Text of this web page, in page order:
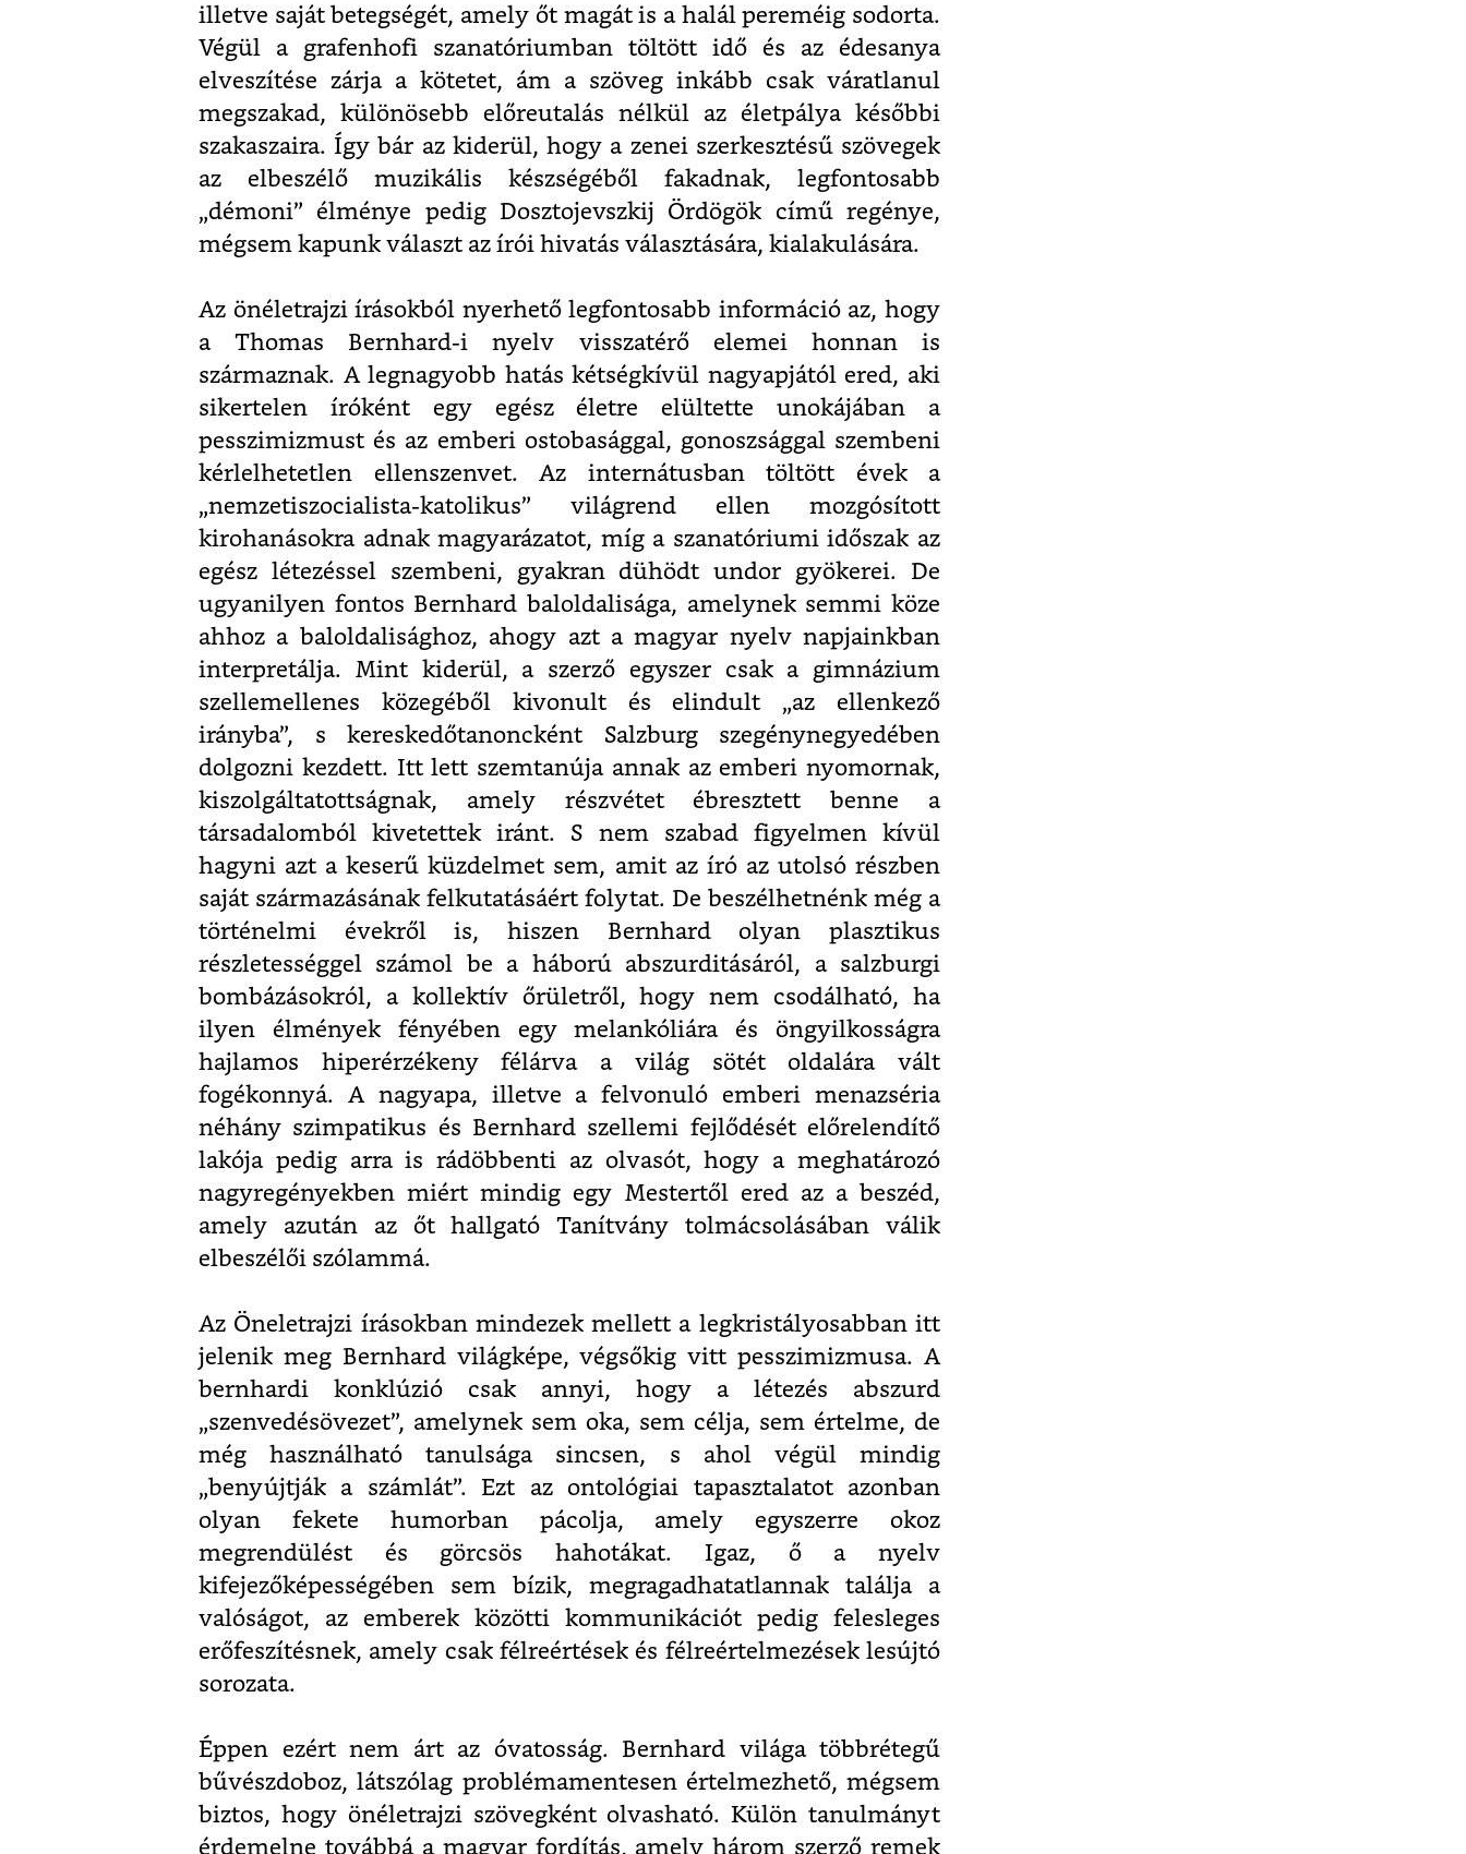
illetve saját betegségét, amely őt magát is a halál pereméig sodorta.
Végül a grafenhofi szanatóriumban töltött idő és az édesanya
elveszítése zárja a kötetet, ám a szöveg inkább csak váratlanul
megszakad, különösebb előreutalás nélkül az életpálya későbbi
szakaszaira. Így bár az kiderül, hogy a zenei szerkesztésű szövegek
az elbeszélő muzikális készségéből fakadnak, legfontosabb
„démoni” élménye pedig Dosztojevszkij Ördögök című regénye,
mégsem kapunk választ az írói hivatás választására, kialakulására.
Az önéletrajzi írásokból nyerhető legfontosabb információ az, hogy
a Thomas Bernhard-i nyelv visszatérő elemei honnan is
származnak. A legnagyobb hatás kétségkívül nagyapjától ered, aki
sikertelen íróként egy egész életre elültette unokájában a
pesszimizmust és az emberi ostobasággal, gonoszsággal szembeni
kérlelhetetlen ellenszenvet. Az internátusban töltött évek a
„nemzetiszocialista-katolikus” világrend ellen mozgósított
kirohanásokra adnak magyarázatot, míg a szanatóriumi időszak az
egész létezéssel szembeni, gyakran dühödt undor gyökerei. De
ugyanilyen fontos Bernhard baloldalisága, amelynek semmi köze
ahhoz a baloldalisághoz, ahogy azt a magyar nyelv napjainkban
interpretálja. Mint kiderül, a szerző egyszer csak a gimnázium
szellemellenes közegéből kivonult és elindult „az ellenkező
irányba”, s kereskedőtanoncként Salzburg szegénynegyedében
dolgozni kezdett. Itt lett szemtanúja annak az emberi nyomornak,
kiszolgáltatottságnak, amely részvétet ébresztett benne a
társadalomból kivetettek iránt. S nem szabad figyelmen kívül
hagyni azt a keserű küzdelmet sem, amit az író az utolsó részben
saját származásának felkutatásáért folytat. De beszélhetnénk még a
történelmi évekről is, hiszen Bernhard olyan plasztikus
részletességgel számol be a háború abszurditásáról, a salzburgi
bombázásokról, a kollektív őrületről, hogy nem csodálható, ha
ilyen élmények fényében egy melankóliára és öngyilkosságra
hajlamos hiperérzékeny félárva a világ sötét oldalára vált
fogékonnyá. A nagyapa, illetve a felvonuló emberi menazséria
néhány szimpatikus és Bernhard szellemi fejlődését előrelendítő
lakója pedig arra is rádöbbenti az olvasót, hogy a meghatározó
nagyregényekben miért mindig egy Mestertől ered az a beszéd,
amely azután az őt hallgató Tanítvány tolmácsolásában válik
elbeszélői szólammá.
Az Öneletrajzi írásokban mindezek mellett a legkristályosabban itt
jelenik meg Bernhard világképe, végsőkig vitt pesszimizmusa. A
bernhardi konklúzió csak annyi, hogy a létezés abszurd
„szenvedésövezet”, amelynek sem oka, sem célja, sem értelme, de
még használható tanulsága sincsen, s ahol végül mindig
„benyújtják a számlát”. Ezt az ontológiai tapasztalatot azonban
olyan fekete humorban pácolja, amely egyszerre okoz
megrendülést és görcsös hahotákat. Igaz, ő a nyelv
kifejezőképességében sem bízik, megragadhatatlannak találja a
valóságot, az emberek közötti kommunikációt pedig felesleges
erőfeszítésnek, amely csak félreértések és félreértelmezések lesújtó
sorozata.
Éppen ezért nem árt az óvatosság. Bernhard világa többrétegű
bűvészdoboz, látszólag problémamentesen értelmezhető, mégsem
biztos, hogy önéletrajzi szövegként olvasható. Külön tanulmányt
érdemelne továbbá a magyar fordítás, amely három szerző remek